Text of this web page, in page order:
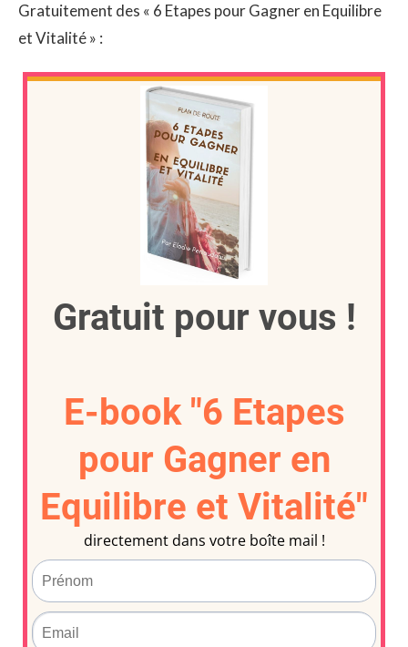
Gratuitement des « 6 Etapes pour Gagner en Equilibre
et Vitalité » :